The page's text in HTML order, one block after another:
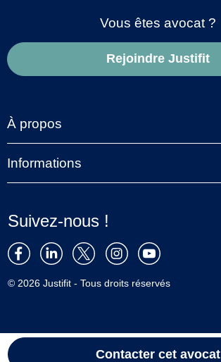
Contacter cet avocat
Vous êtes avocat ?
Rejoindre Justifit
À propos
Informations
Suivez-nous !
© 2026 Justifit - Tous droits réservés